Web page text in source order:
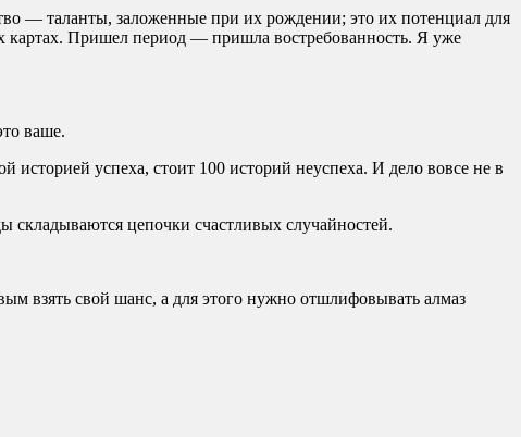
— таланты, заложенные при их рождении; это их потенциал для
картах. Пришел период — пришла востребованность. Я уже
ваше.
историей успеха, стоит 100 историй неуспеха. И дело вовсе не в
цепочки счастливых случайностей.
взять свой шанс, а для этого нужно отшлифовывать алмаз